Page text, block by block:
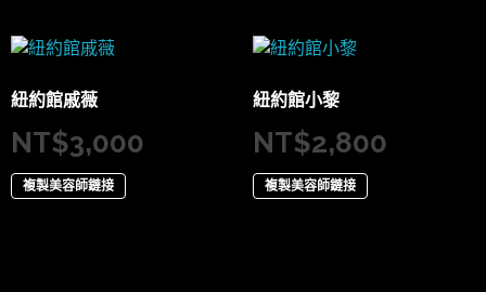
紐約館戚薇
NT$3,000
複製美容師鏈接
紐約館小黎
NT$2,800
複製美容師鏈接